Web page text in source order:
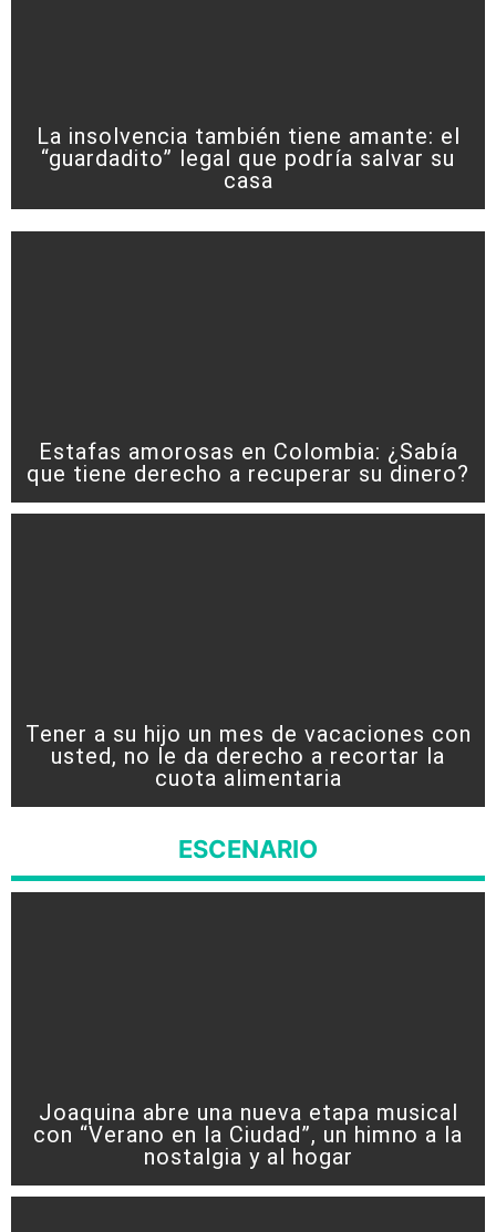
La insolvencia también tiene amante: el
“guardadito” legal que podría salvar su
casa
Estafas amorosas en Colombia: ¿Sabía
que tiene derecho a recuperar su dinero?
Tener a su hijo un mes de vacaciones con
usted, no le da derecho a recortar la
cuota alimentaria
ESCENARIO
Joaquina abre una nueva etapa musical
con “Verano en la Ciudad”, un himno a la
nostalgia y al hogar